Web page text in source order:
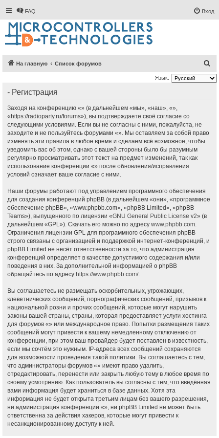
FAQ Вход
На главную Список форумов
о
Язык:
- Регистрация
Заходя на конференцию «» (в дальнейшем «мы», «наш», «»,
«https://radioparty.ru/forums»), вы подтверждаете своё согласие со
следующими условиями. Если вы не согласны с ними, пожалуйста, не
заходите и не пользуйтесь форумами «». Мы оставляем за собой право
изменять эти правила в любое время и сделаем всё возможное, чтобы
уведомить вас об этом, однако с вашей стороны было бы разумным
регулярно просматривать этот текст на предмет изменений, так как
использование конференции «» после обновления/исправления
условий означает ваше согласие с ними.
Наши форумы работают под управлением программного обеспечения
для создания конференций phpBB (в дальнейшем «они», «программное
обеспечение phpBB», «www.phpbb.com», «phpBB Limited», «phpBB
Teams»), выпущенного по лицензии «GNU General Public License v2» (в
дальнейшем «GPL»). Скачать его можно по адресу www.phpbb.com.
Ограничения лицензии GPL для программного обеспечения phpBB
строго связаны с организацией и поддержкой интернет-конференций, и
phpBB Limited не несёт ответственности за то, что администрация
конференций определяет в качестве допустимого содержания и/или
поведения в них. За дополнительной информацией о phpBB
обращайтесь по адресу https://www.phpbb.com/.
Вы соглашаетесь не размещать оскорбительных, угрожающих,
клеветнических сообщений, порнографических сообщений, призывов к
национальной розни и прочих сообщений, которые могут нарушить
законы вашей страны, страны, которая предоставляет услуги хостинга
для форумов «» или международное право. Попытки размещения таких
сообщений могут привести к вашему немедленному отключению от
конференции, при этом ваш провайдер будет поставлен в известность,
если мы сочтём это нужным. IP-адреса всех сообщений сохраняются
для возможности проведения такой политики. Вы соглашаетесь с тем,
что администраторы форумов «» имеют право удалить,
отредактировать, перенести или закрыть любую тему в любое время по
своему усмотрению. Как пользователь вы согласны с тем, что введённая
вами информация будет храниться в базе данных. Хотя эта
информация не будет открыта третьим лицам без вашего разрешения,
ни администрация конференции «», ни phpBB Limited не может быть
ответственна за действия хакеров, которые могут привести к
несанкционированному доступу к ней.